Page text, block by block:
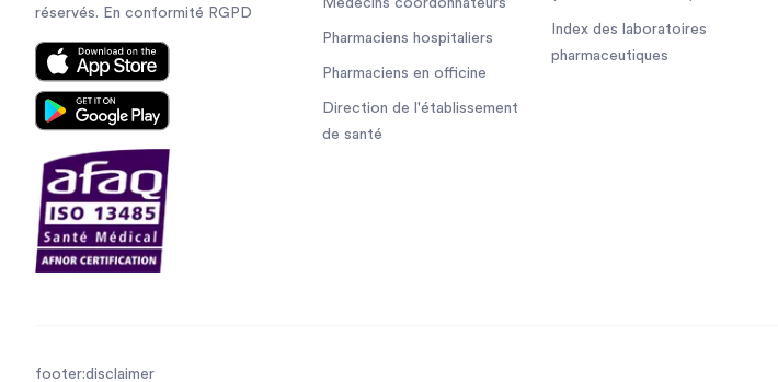
réservés. En conformité RGPD
Médecins coordonnateurs
Pharmaciens hospitaliers
Pharmaciens en officine
Direction de l'établissement
de santé
Index des laboratoires
pharmaceutiques
footer:disclaimer